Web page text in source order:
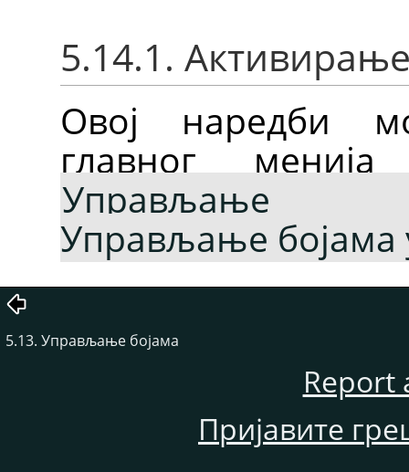
5.14.1.
Овој наредби
главног
Управљање
Управљање бојама
5.13. Управљање бојама
Report
Пријавите